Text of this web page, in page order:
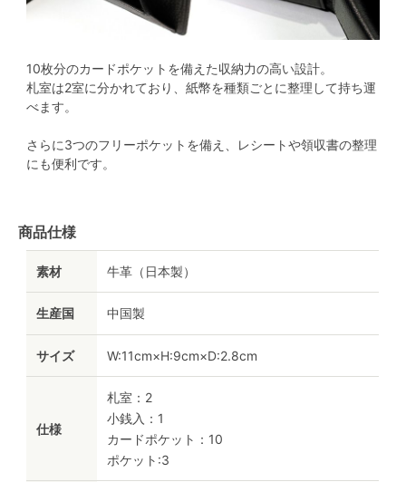
10枚分のカードポケットを備えた収納力の高い設計。
札室は2室に分かれており、紙幣を種類ごとに整理して持ち運
べます。
さらに3つのフリーポケットを備え、レシートや領収書の整理
にも便利です。
商品仕様
素材 牛革（日本製）
生産国 中国製
サイズ W:11cm×H:9cm×D:2.8cm
仕様
札室：2
小銭入：1
カードポケット：10
ポケット:3